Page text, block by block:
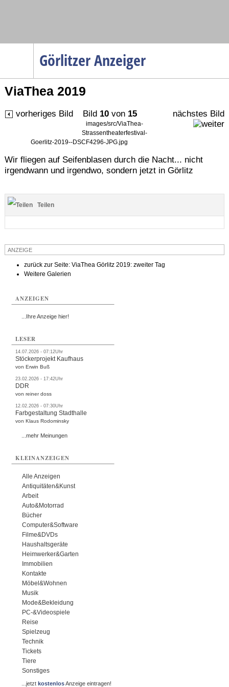
Görlitzer Anzeiger
Menüpunkte
Startseite
Wirtschaft
Service
Verkehr
Gesundheit
Kultur
Sport
Termine
Kostenlos
ViaThea 2019
vorheriges Bild Bild 10 von 15 nächstes Bild
images/src/ViaThea-
Strassentheaterfestival-
Goerlitz-2019--DSCF4296-JPG.jpg
Wir fliegen auf Seifenblasen durch die Nacht... nicht
irgendwann und irgendwo, sondern jetzt in Görlitz
Teilen
ANZEIGE
zurück zur Seite: ViaThea Görlitz 2019: zweiter Tag
Weitere Galerien
ANZEIGEN
...Ihre Anzeige hier!
LESER
14.07.2026 - 07:12Uhr
Stöckerprojekt Kaufhaus
von Erwin Buß
23.02.2026 - 17:42Uhr
DDR
von reiner doss
12.02.2026 - 07:30Uhr
Farbgestaltung Stadthalle
von Klaus Rodominsky
...mehr Meinungen
KLEINANZEIGEN
Alle Anzeigen
Antiquitäten&Kunst
Arbeit
Auto&Motorrad
Bücher
Computer&Software
Filme&DVDs
Haushaltsgeräte
Heimwerker&Garten
Immobilien
Kontakte
Möbel&Wohnen
Musik
Mode&Bekleidung
PC-&Videospiele
Reise
Spielzeug
Technik
Tickets
Tiere
Sonstiges
...jetztkostenlosAnzeige eintragen!